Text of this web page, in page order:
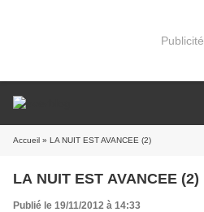
Publicité
Accueil » LA NUIT EST AVANCEE (2)
LA NUIT EST AVANCEE (2)
Publié le 19/11/2012 à 14:33